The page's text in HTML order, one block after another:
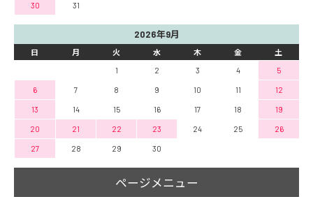
30 31
2026年9月
日 月 火 水 木 金
土
1
2 3 4 5
6 7 8 9 10 11 12
13 14 15 16 17 18 19
20 21 22 23 24 25 26
27 28 29 30
ページメニュー